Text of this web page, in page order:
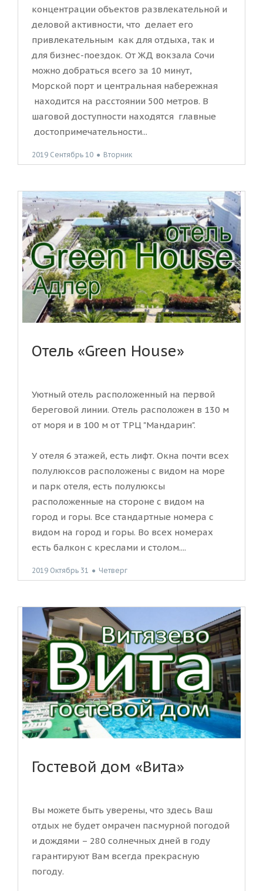
концентрации объектов развлекательной и
деловой активности, что делает его
привлекательным как для отдыха, так и
для бизнес-поездок. От ЖД вокзала Сочи
можно добраться всего за 10 минут,
Морской порт и центральная набережная
находится на расстоянии 500 метров. В
шаговой доступности находятся главные
достопримечательности...
2019 Сентябрь 10 ● Вторник
Отель «Green House»
Уютный отель расположенный на первой
береговой линии. Отель расположен в 130 м
от моря и в 100 м от ТРЦ "Мандарин".
У отеля 6 этажей, есть лифт. Окна почти всех
полулюксов расположены с видом на море
и парк отеля, есть полулюксы
расположенные на стороне с видом на
город и горы. Все стандартные номера с
видом на город и горы. Во всех номерах
есть балкон с креслами и столом....
2019 Октябрь 31 ● Четверг
Гостевой дом «Вита»
Вы можете быть уверены, что здесь Ваш
отдых не будет омрачен пасмурной погодой
и дождями – 280 солнечных дней в году
гарантируют Вам всегда прекрасную
погоду.